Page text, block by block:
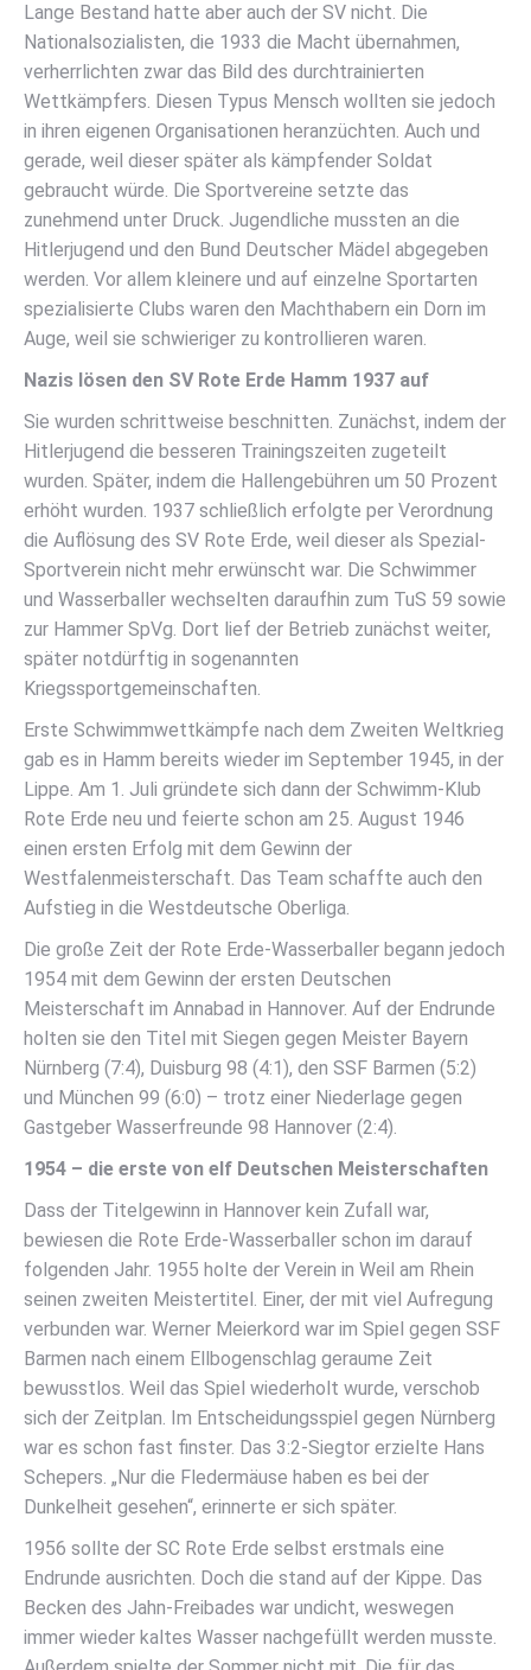
Lange Bestand hatte aber auch der SV nicht. Die
Nationalsozialisten, die 1933 die Macht übernahmen,
verherrlichten zwar das Bild des durchtrainierten
Wettkämpfers. Diesen Typus Mensch wollten sie jedoch
in ihren eigenen Organisationen heranzüchten. Auch und
gerade, weil dieser später als kämpfender Soldat
gebraucht würde. Die Sportvereine setzte das
zunehmend unter Druck. Jugendliche mussten an die
Hitlerjugend und den Bund Deutscher Mädel abgegeben
werden. Vor allem kleinere und auf einzelne Sportarten
spezialisierte Clubs waren den Machthabern ein Dorn im
Auge, weil sie schwieriger zu kontrollieren waren.
Nazis lösen den SV Rote Erde Hamm 1937 auf
Sie wurden schrittweise beschnitten. Zunächst, indem der
Hitlerjugend die besseren Trainingszeiten zugeteilt
wurden. Später, indem die Hallengebühren um 50 Prozent
erhöht wurden. 1937 schließlich erfolgte per Verordnung
die Auflösung des SV Rote Erde, weil dieser als Spezial-
Sportverein nicht mehr erwünscht war. Die Schwimmer
und Wasserballer wechselten daraufhin zum TuS 59 sowie
zur Hammer SpVg. Dort lief der Betrieb zunächst weiter,
später notdürftig in sogenannten
Kriegssportgemeinschaften.
Erste Schwimmwettkämpfe nach dem Zweiten Weltkrieg
gab es in Hamm bereits wieder im September 1945, in der
Lippe. Am 1. Juli gründete sich dann der Schwimm-Klub
Rote Erde neu und feierte schon am 25. August 1946
einen ersten Erfolg mit dem Gewinn der
Westfalenmeisterschaft. Das Team schaffte auch den
Aufstieg in die Westdeutsche Oberliga.
Die große Zeit der Rote Erde-Wasserballer begann jedoch
1954 mit dem Gewinn der ersten Deutschen
Meisterschaft im Annabad in Hannover. Auf der Endrunde
holten sie den Titel mit Siegen gegen Meister Bayern
Nürnberg (7:4), Duisburg 98 (4:1), den SSF Barmen (5:2)
und München 99 (6:0) – trotz einer Niederlage gegen
Gastgeber Wasserfreunde 98 Hannover (2:4).
1954 – die erste von elf Deutschen Meisterschaften
Dass der Titelgewinn in Hannover kein Zufall war,
bewiesen die Rote Erde-Wasserballer schon im darauf
folgenden Jahr. 1955 holte der Verein in Weil am Rhein
seinen zweiten Meistertitel. Einer, der mit viel Aufregung
verbunden war. Werner Meierkord war im Spiel gegen SSF
Barmen nach einem Ellbogenschlag geraume Zeit
bewusstlos. Weil das Spiel wiederholt wurde, verschob
sich der Zeitplan. Im Entscheidungsspiel gegen Nürnberg
war es schon fast finster. Das 3:2-Siegtor erzielte Hans
Schepers. „Nur die Fledermäuse haben es bei der
Dunkelheit gesehen“, erinnerte er sich später.
1956 sollte der SC Rote Erde selbst erstmals eine
Endrunde ausrichten. Doch die stand auf der Kippe. Das
Becken des Jahn-Freibades war undicht, weswegen
immer wieder kaltes Wasser nachgefüllt werden musste.